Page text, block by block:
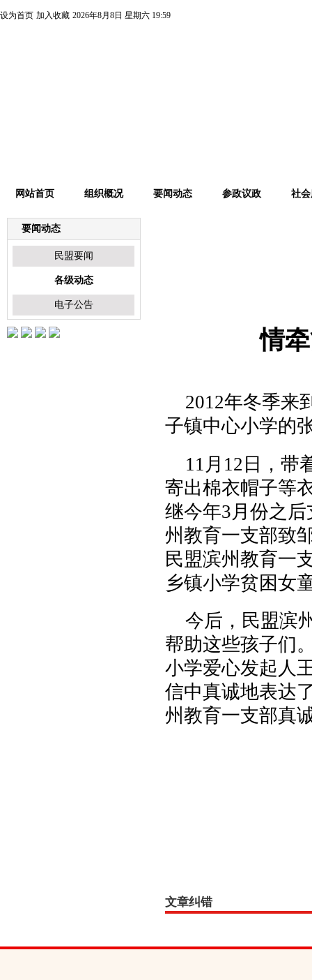
设为首页 加入收藏 2026年8月8日 星期六 19:59
网站首页 组织概况 要闻动态 参政议政 社
要闻动态
民盟要闻
各级动态
电子公告
情
2012年冬季来
子镇中心小学的
11 月 12 日 ，带
寄出棉衣帽子等
继今年3 月份之
州教育一支部致
民盟滨州教育一
乡镇小学贫困女
今后， 民盟滨
帮助这些孩子们
小学爱心发起人
信中真诚地表达
州教育一支部真
文章纠错